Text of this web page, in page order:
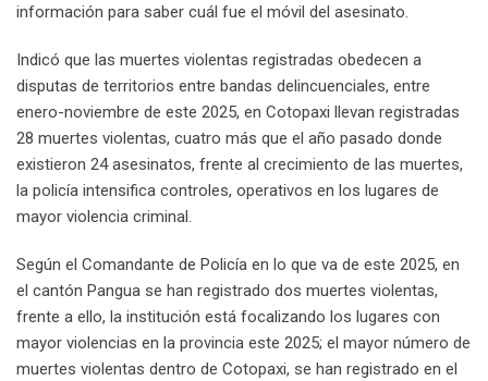
información para saber cuál fue el móvil del asesinato.
Indicó que las muertes violentas registradas obedecen a
disputas de territorios entre bandas delincuenciales, entre
enero-noviembre de este 2025, en Cotopaxi llevan registradas
28 muertes violentas, cuatro más que el año pasado donde
existieron 24 asesinatos, frente al crecimiento de las muertes,
la policía intensifica controles, operativos en los lugares de
mayor violencia criminal.
Según el Comandante de Policía en lo que va de este 2025, en
el cantón Pangua se han registrado dos muertes violentas,
frente a ello, la institución está focalizando los lugares con
mayor violencias en la provincia este 2025; el mayor número de
muertes violentas dentro de Cotopaxi, se han registrado en el